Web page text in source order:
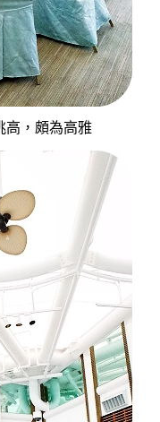
高，頗為高雅